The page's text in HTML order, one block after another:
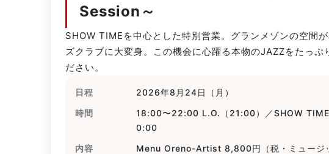
Session～
SHOW TIMEを中心とした特別営業。グランメゾンの空間
ズクラブに大変身。この機会に心躍る本物のJAZZをたっぷ
ださい。
日程
2026年8月24日（月）
時間
18:00〜22:00 L.O.（21:00）／SHOW
0:00
内容
Menu Oreno-Artist 8,800円（税・ミュージ